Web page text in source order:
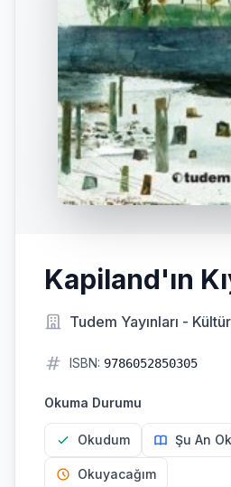
Kapiland'ın
Tudem Yayınları - Kültür
ISBN: 9786052850305
Okuma Durumu
Okudum Şu An
Okuyacağım